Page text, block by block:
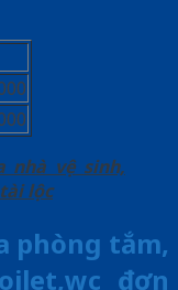
nhà vệ sinh,
lộc
phòng tắm,
đơn